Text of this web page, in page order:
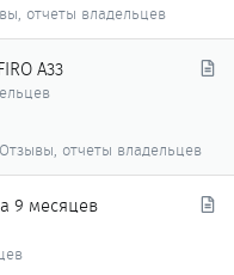
отчеты владельцев
я
A33
Отзывы, отчеты владельцев
9 месяцев